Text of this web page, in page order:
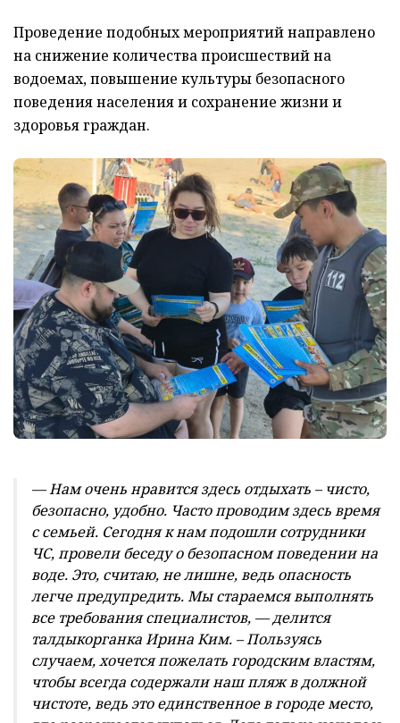
Проведение подобных мероприятий направлено
на снижение количества происшествий на
водоемах, повышение культуры безопасного
поведения населения и сохранение жизни и
здоровья граждан.
— Нам очень нравится здесь отдыхать – чисто,
безопасно, удобно. Часто проводим здесь время
с семьей. Сегодня к нам подошли сотрудники
ЧС, провели беседу о безопасном поведении на
воде. Это, считаю, не лишне, ведь опасность
легче предупредить. Мы стараемся выполнять
все требования специалистов, — делится
талдыкорганка Ирина Ким. – Пользуясь
случаем, хочется пожелать городским властям,
чтобы всегда содержали наш пляж в должной
чистоте, ведь это единственное в городе место,